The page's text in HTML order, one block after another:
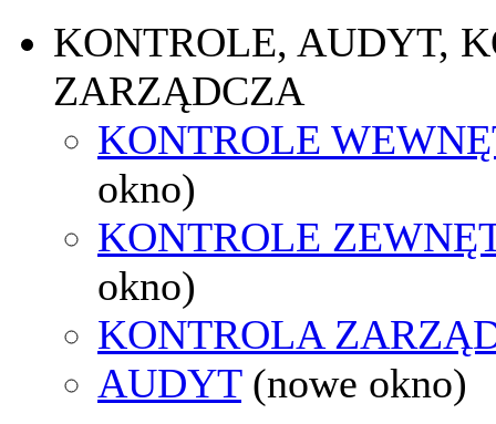
KONTROLE, AUDYT,
ZARZĄDCZA
KONTROLE
okno)
KONTROLE
okno)
KONTROLA
AUDYT (nowe okno)